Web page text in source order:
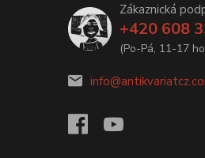
Zákaznická
+420 608
(Po-Pá, 11-17